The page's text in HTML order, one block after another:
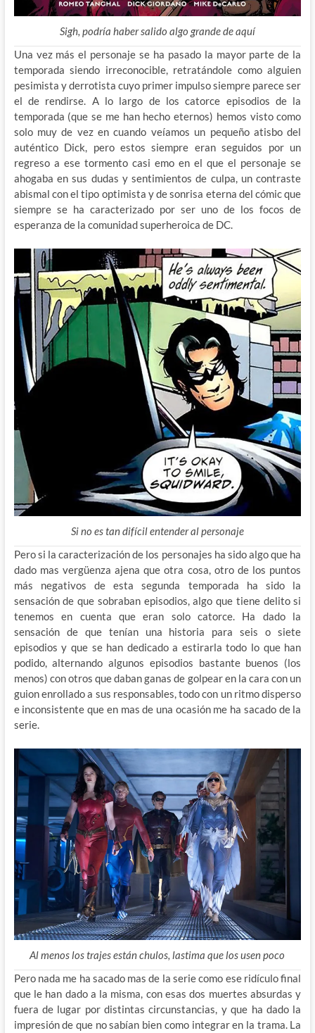
Sigh, podría haber salido algo grande de aquí
Una vez más el personaje se ha pasado la mayor parte de la
temporada siendo irreconocible, retratándole como alguien
pesimista y derrotista cuyo primer impulso siempre parece ser
el de rendirse. A lo largo de los catorce episodios de la
temporada (que se me han hecho eternos) hemos visto como
solo muy de vez en cuando veíamos un pequeño atisbo del
auténtico Dick, pero estos siempre eran seguidos por un
regreso a ese tormento casi emo en el que el personaje se
ahogaba en sus dudas y sentimientos de culpa, un contraste
abismal con el tipo optimista y de sonrisa eterna del cómic que
siempre se ha caracterizado por ser uno de los focos de
esperanza de la comunidad superheroica de DC.
Si no es tan difícil entender al personaje
Pero si la caracterización de los personajes ha sido algo que ha
dado mas vergüenza ajena que otra cosa, otro de los puntos
más negativos de esta segunda temporada ha sido la
sensación de que sobraban episodios, algo que tiene delito si
tenemos en cuenta que eran solo catorce. Ha dado la
sensación de que tenían una historia para seis o siete
episodios y que se han dedicado a estirarla todo lo que han
podido, alternando algunos episodios bastante buenos (los
menos) con otros que daban ganas de golpear en la cara con un
guion enrollado a sus responsables, todo con un ritmo disperso
e inconsistente que en mas de una ocasión me ha sacado de la
serie.
Al menos los trajes están chulos, lastima que los usen poco
Pero nada me ha sacado mas de la serie como ese ridículo final
que le han dado a la misma, con esas dos muertes absurdas y
fuera de lugar por distintas circunstancias, y que ha dado la
impresión de que no sabían bien como integrar en la trama. La